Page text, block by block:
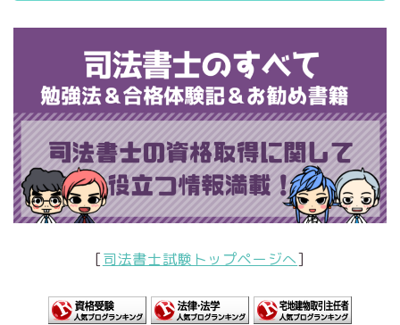
[司法書士試験トップページへ]